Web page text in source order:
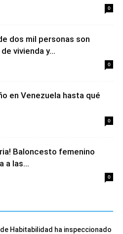
0
dos mil personas son
vivienda y...
0
en Venezuela hasta qué
0
Baloncesto femenino
a las...
0
Habitabilidad ha inspeccionado